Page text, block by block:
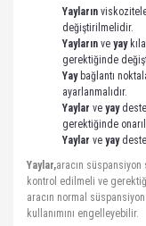
Yayların
değiştirilmelidir.
Yayların ve yay
gerektiğinde
Yaybağlantı
ayarlanmalıdır.
Yaylar ve yay
gerektiğinde
Yaylar ve yay
Yaylar,aracın
kontrol edilmeli ve
aracın normal
kullanımını engelleyebilir.